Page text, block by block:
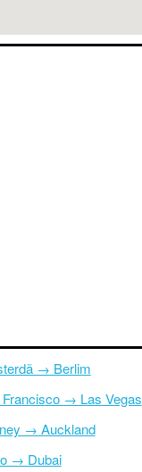
→ Berlim
Francisco → Las Vegas
→ Auckland
→ Dubai